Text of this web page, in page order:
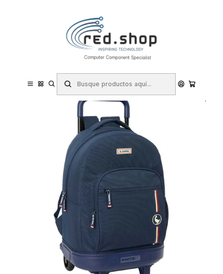
Haga Click Aqui
Papelería y Material de oficina Material escolar y educativo
Mochilas y sacos escolares
Safta el Ganso Eclipse Mochila con Carro - Extraible - Bolsillo Frontal
- Portabotellas - Tirador Doble - Asa y Hombreras Acolchadas -